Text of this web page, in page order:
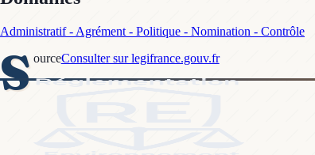
Administratif - Agrément - Politique - Nomination - Contrôle
S ourceConsulter sur legifrance.gouv.fr